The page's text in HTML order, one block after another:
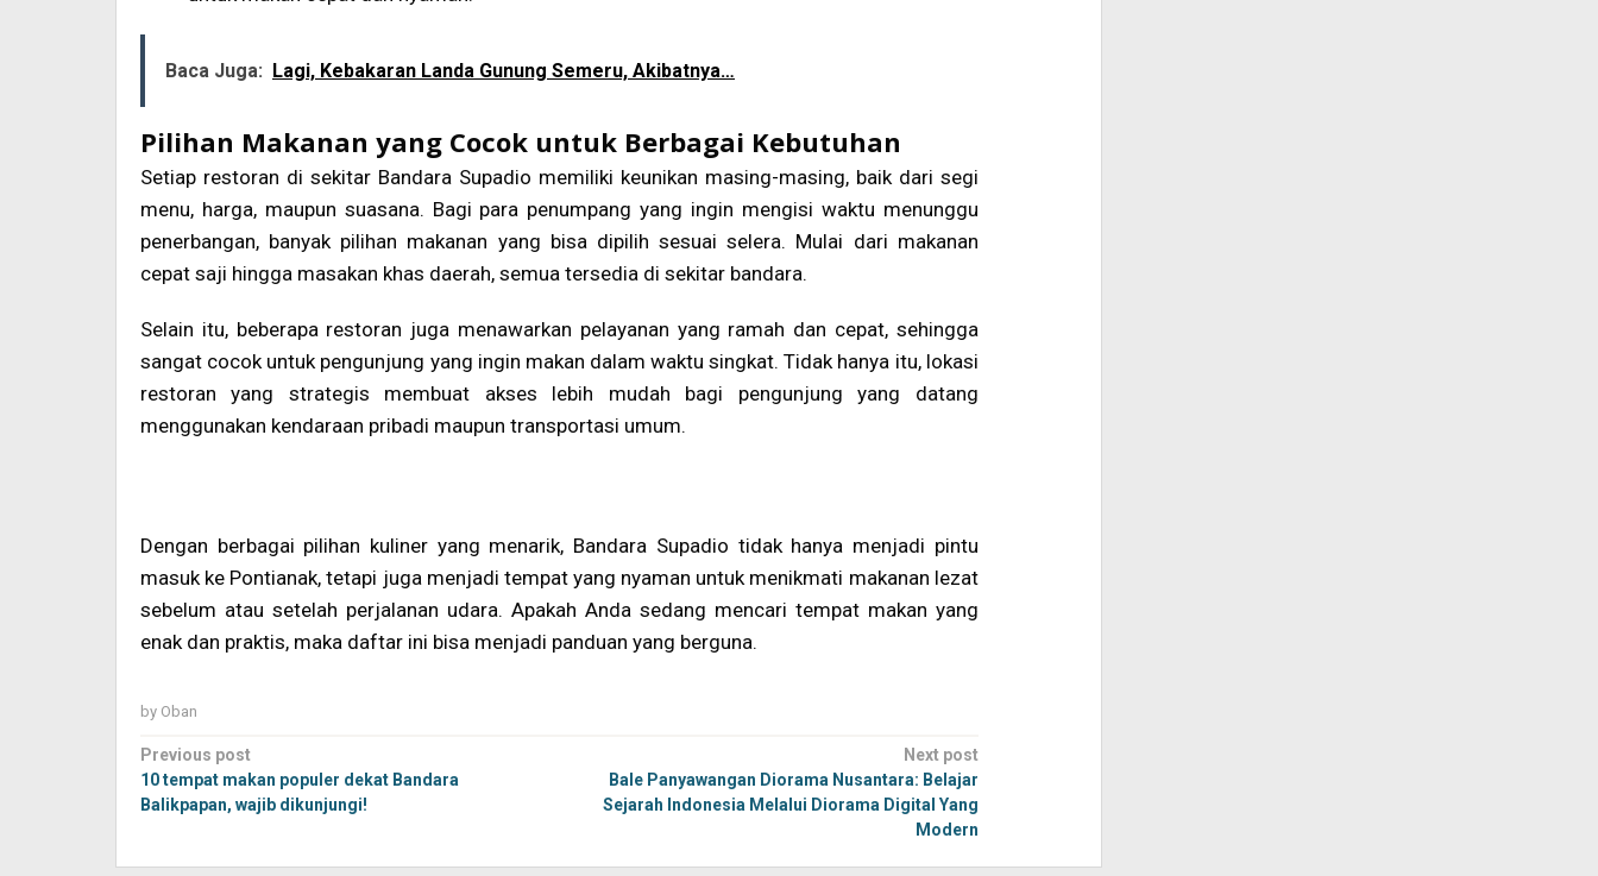
Baca Juga: Lagi, Kebakaran Landa Gunung Semeru, Akibatnya…
Pilihan Makanan yang Cocok untuk Berbagai Kebutuhan
Setiap restoran di sekitar Bandara Supadio memiliki keunikan masing-masing, baik dari segi
menu, harga, maupun suasana. Bagi para penumpang yang ingin mengisi waktu menunggu
penerbangan, banyak pilihan makanan yang bisa dipilih sesuai selera. Mulai dari makanan
cepat saji hingga masakan khas daerah, semua tersedia di sekitar bandara.
Selain itu, beberapa restoran juga menawarkan pelayanan yang ramah dan cepat, sehingga
sangat cocok untuk pengunjung yang ingin makan dalam waktu singkat. Tidak hanya itu, lokasi
restoran yang strategis membuat akses lebih mudah bagi pengunjung yang datang
menggunakan kendaraan pribadi maupun transportasi umum.
Dengan berbagai pilihan kuliner yang menarik, Bandara Supadio tidak hanya menjadi pintu
masuk ke Pontianak, tetapi juga menjadi tempat yang nyaman untuk menikmati makanan lezat
sebelum atau setelah perjalanan udara. Apakah Anda sedang mencari tempat makan yang
enak dan praktis, maka daftar ini bisa menjadi panduan yang berguna.
by Oban
Post
navigation
Previous post
10 tempat makan populer dekat Bandara
Balikpapan, wajib dikunjungi!
Next post
Bale Panyawangan Diorama Nusantara: Belajar
Sejarah Indonesia Melalui Diorama Digital Yang
Modern